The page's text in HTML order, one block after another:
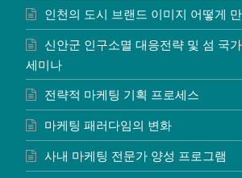
인천의 도시 브랜드 이미지 어떻게
신안군 인구소멸 대응전략 및 섬 국
세미나
전략적 마케팅 기획 프로세스
마케팅 패러다임의 변화
사내 마케팅 전문가 양성 프로그램